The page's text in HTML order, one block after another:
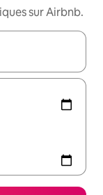
sur Airbnb.
les en utilisant